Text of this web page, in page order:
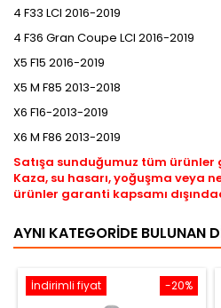
4 F33 LCI 2016-2019
4 F36 Gran Coupe LCI 2016-2019
X5 F15 2016-2019
X5 M F85 2013-2018
X6 F16-2013-2019
X6 M F86 2013-2019
Satışa sunduğumuz tüm
Kaza, su hasarı, yoğuşma veya
ürünler garanti kapsamı
AYNI KATEGORIDE BULUNAN
-20%
İndirimli fiyat